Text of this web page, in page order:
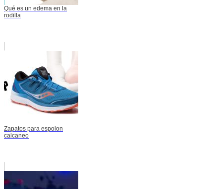
Qué es un edema en la
rodilla
Zapatos para espolon
calcaneo